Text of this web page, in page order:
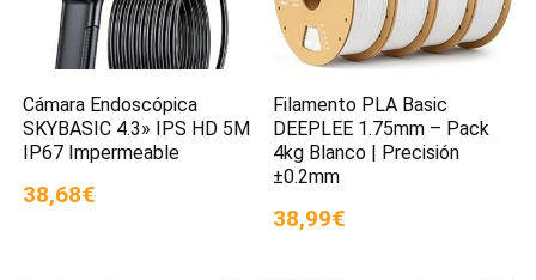
Cámara Endoscópica
SKYBASIC 4.3» IPS HD 5M
IP67 Impermeable
38,68€
Filamento PLA Basic
DEEPLEE 1.75mm – Pack
4kg Blanco | Precisión
±0.2mm
38,99€